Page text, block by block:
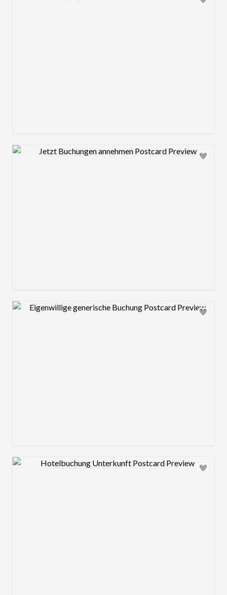
Design preview image
Design preview image
Design preview image